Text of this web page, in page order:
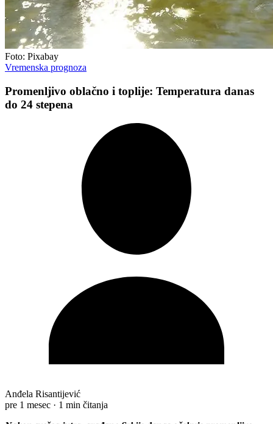
Foto: Pixabay
Vremenska prognoza
Promenljivo oblačno i toplije: Temperatura danas
do 24 stepena
Anđela Risantijević
pre 1 mesec · 1 min čitanja